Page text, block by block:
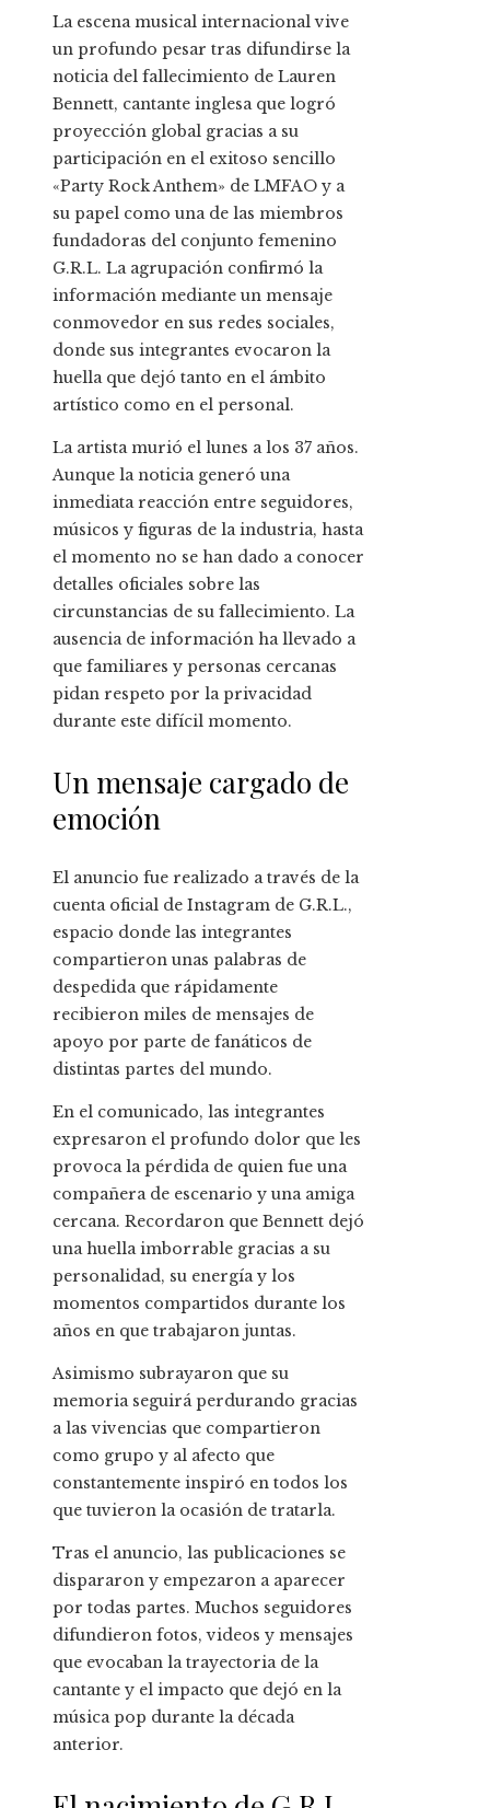
La escena musical internacional vive
un profundo pesar tras difundirse la
noticia del fallecimiento de Lauren
Bennett, cantante inglesa que logró
proyección global gracias a su
participación en el exitoso sencillo
«Party Rock Anthem» de LMFAO y a
su papel como una de las miembros
fundadoras del conjunto femenino
G.R.L. La agrupación confirmó la
información mediante un mensaje
conmovedor en sus redes sociales,
donde sus integrantes evocaron la
huella que dejó tanto en el ámbito
artístico como en el personal.
La artista murió el lunes a los 37 años.
Aunque la noticia generó una
inmediata reacción entre seguidores,
músicos y figuras de la industria, hasta
el momento no se han dado a conocer
detalles oficiales sobre las
circunstancias de su fallecimiento. La
ausencia de información ha llevado a
que familiares y personas cercanas
pidan respeto por la privacidad
durante este difícil momento.
Un mensaje cargado de
emoción
El anuncio fue realizado a través de la
cuenta oficial de Instagram de G.R.L.,
espacio donde las integrantes
compartieron unas palabras de
despedida que rápidamente
recibieron miles de mensajes de
apoyo por parte de fanáticos de
distintas partes del mundo.
En el comunicado, las integrantes
expresaron el profundo dolor que les
provoca la pérdida de quien fue una
compañera de escenario y una amiga
cercana. Recordaron que Bennett dejó
una huella imborrable gracias a su
personalidad, su energía y los
momentos compartidos durante los
años en que trabajaron juntas.
Asimismo subrayaron que su
memoria seguirá perdurando gracias
a las vivencias que compartieron
como grupo y al afecto que
constantemente inspiró en todos los
que tuvieron la ocasión de tratarla.
Tras el anuncio, las publicaciones se
dispararon y empezaron a aparecer
por todas partes. Muchos seguidores
difundieron fotos, videos y mensajes
que evocaban la trayectoria de la
cantante y el impacto que dejó en la
música pop durante la década
anterior.